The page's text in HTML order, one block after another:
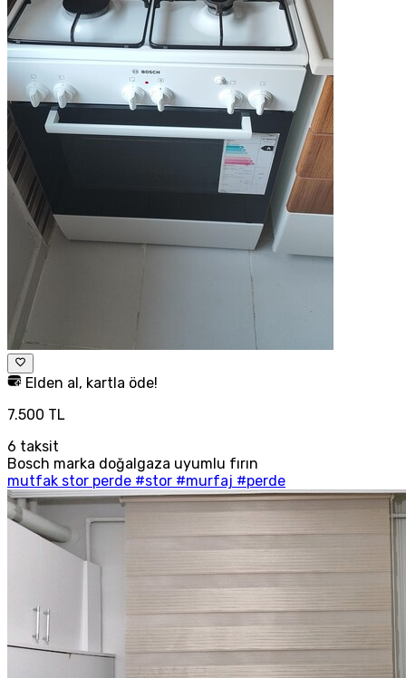
Elden al, kartla öde!
7.500 TL
6 taksit
Bosch marka doğalgaza uyumlu fırın
mutfak stor perde #stor #murfaj #perde